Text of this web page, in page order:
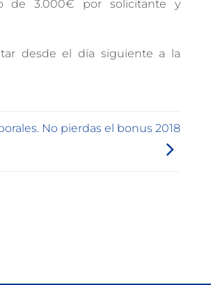
de 3.000€ por solicitante y
desde el día siguiente a la
No pierdas el bonus 2018